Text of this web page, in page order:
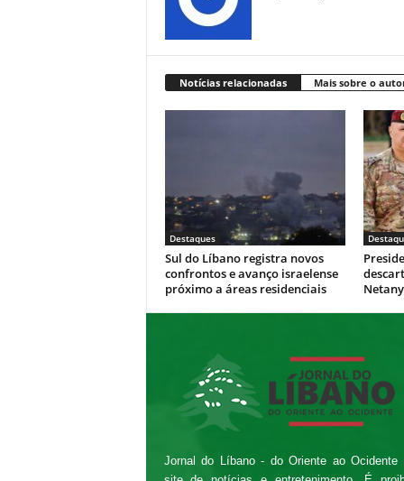
Notícias relacionadas Mais sobre o
Destaques
Sul do Líbano registra novos
confrontos e avanço israelense
próximo a áreas residenciais
Jornal do Líbano - do Oriente ao Ocidente